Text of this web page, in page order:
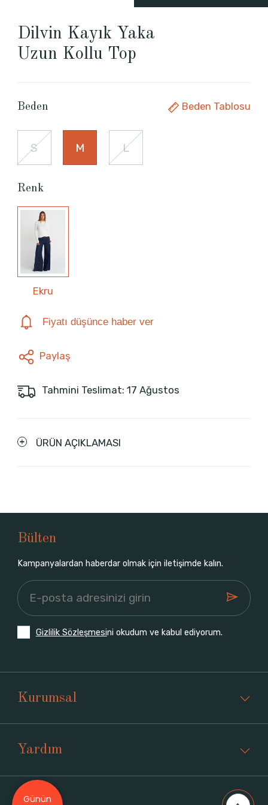
Dilvin Kayık Yaka
Uzun Kollu Top
Beden Beden Tablosu
S M L
Renk
Ekru
Fiyatı düşünce haber ver
Paylaş
Tahmini Teslimat: 17 Ağustos
ÜRÜN AÇIKLAMASI
Bülten
Kampanyalardan haberdar olmak için iletişimde kalın.
Gizlilik Sözleşmesini okudum ve kabul ediyorum.
Kurumsal
Yardım
Üyelik
Günün